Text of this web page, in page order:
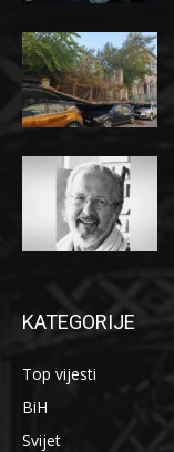
KATEGORIJE
Top vijesti
BiH
Svijet